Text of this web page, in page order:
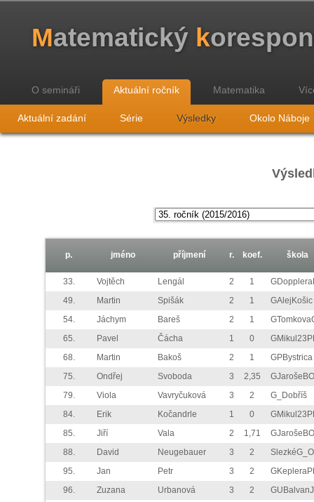
Matematický k
O semináři Aktuální ročník Matematika
Aktuální zadání Série Výsledky Okolo Náboje
p. jméno příjmení r. koef. škola
33. Vojtěch Lengál 2 1
49.
Martin Spišák 2 1
GAlejKošic
54.
Jáchym Bareš 2 1
65.
Pavel Čácha 1 0
68.
Martin Bakoš 2 1
GPBystrica
75.
Ondřej Svoboda 3 2,35
GJarošeBO
79.
Viola Vavryčuková 3 2
G_Dobříš
84.
Erik Kočandrle 1 0
85.
Jiří Vala 2 1,71
GJarošeBO
88.
David Neugebauer 3 2
95.
Jan Petr 3 2
96.
Zuzana Urbanová 3 2